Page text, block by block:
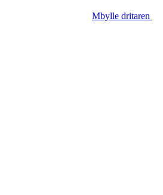
Mbylle dritaren